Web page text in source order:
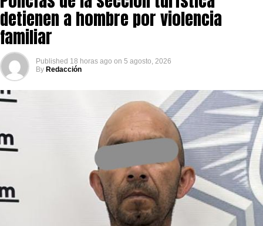
detienen a hombre por violencia
familiar
Published 18 horas ago on 5 agosto, 2026
By Redacción